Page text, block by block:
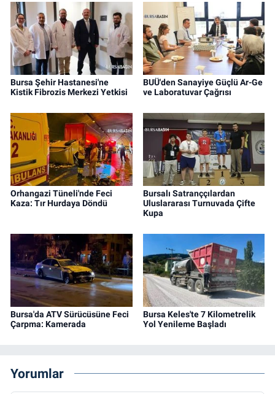
Bursa Şehir Hastanesi'ne
Kistik Fibrozis Merkezi Yetkisi
BUÜ'den Sanayiye Güçlü Ar-Ge
ve Laboratuvar Çağrısı
Orhangazi Tüneli'nde Feci
Kaza: Tır Hurdaya Döndü
Bursalı Satranççılardan
Uluslararası Turnuvada Çifte
Kupa
Bursa'da ATV Sürücüsüne Feci
Çarpma: Kamerada
Bursa Keles'te 7 Kilometrelik
Yol Yenileme Başladı
Yorumlar